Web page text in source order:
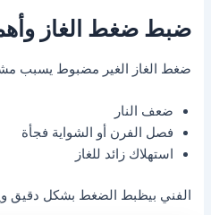
ضبط ضغط الغاز
ضغط الغاز الغير مضبوط يسبب
ضعف النار
فصل الفرن أو الشواية فجأة
استهلاك زائد للغاز
الفني بيظبط الضغط بشكل دقيق